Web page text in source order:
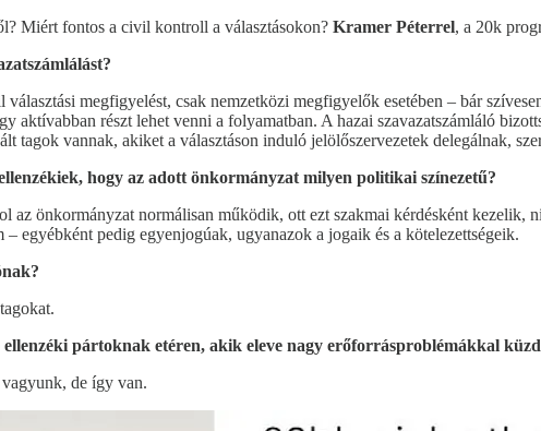
Miért fontos a civil kontroll a választásokon? Kramer Péterrel, a 20k
megfigyelést, csak nemzetközi megfigyelők esetében – bár
aktívabban részt lehet venni a folyamatban. A hazai szavazatszámláló
tagok vannak, akiket a választáson induló jelölőszervezetek delegálnak,
hogy az adott önkormányzat milyen politikai színezetű?
az önkormányzat normálisan működik, ott ezt szakmai kérdésként
egyébként pedig egyenjogúak, ugyanazok a jogaik és a kötelezettségeik.
pártoknak etéren, akik eleve nagy erőforrásproblémákkal
de így van.